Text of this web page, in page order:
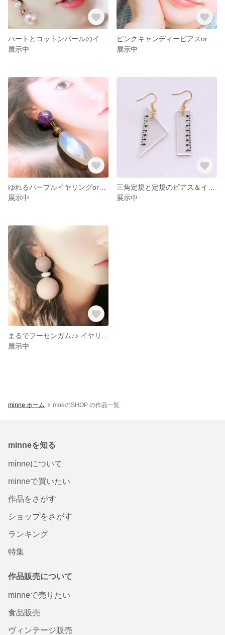
展示中
展示中
展示中
展示中
展示中
minne ホーム moeのSHOP の作品一覧
minneを知る
minneについて
minneで買いたい
作品をさがす
ショップをさがす
ランキング
特集
作品販売について
minneで売りたい
食品販売
ヴィンテージ販売